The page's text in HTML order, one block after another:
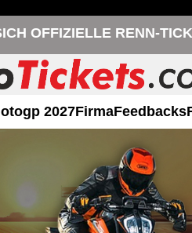
OFFIZIELLE RENN-
2027FirmaFeedbacks